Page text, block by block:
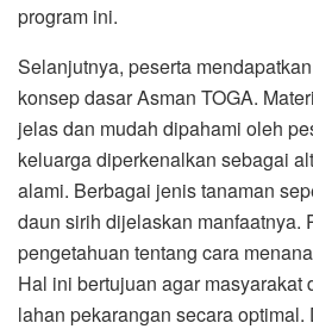
program ini.
Selanjutnya, peserta
konsep dasar Asman TOGA.
jelas dan mudah dipahami oleh
keluarga diperkenalkan sebagai
alami. Berbagai jenis tanaman
daun sirih dijelaskan manfaatnya.
pengetahuan tentang cara
Hal ini bertujuan agar masyarakat
lahan pekarangan secara